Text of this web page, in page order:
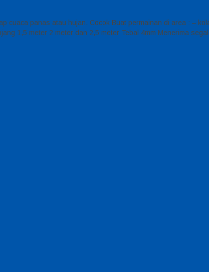
cuaca panas atau hujan. Cocok Buat permainan di area : –
1,5 meter 2 meter dan 2,5 meter Tebal 4mm Menerima